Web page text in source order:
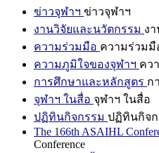
ข่าวจุฬาฯ ข่าวจุฬาฯ
งานวิจัยและนวัตกรรม ง
ความร่วมมือ ความร่วมมื
ความภูมิใจของจุฬาฯ คว
การศึกษาและหลักสูตร ก
จุฬาฯ ในสื่อ จุฬาฯ ในสื่อ
ปฏิทินกิจกรรม ปฏิทินกิจก
The 166th ASAIHL
Conference